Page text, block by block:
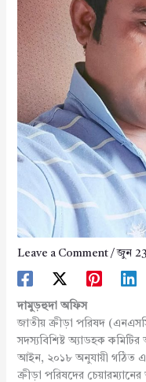
Leave a Comment /জুন
দামুড়হুদা অফিস
জাতীয় ক্রীড়া পরিষদ
সদস্যবিশিষ্ট অ্যাডহক
আইন, ২০১৮ অনুযায়ী গঠিত
ক্রীড়া পরিষদের